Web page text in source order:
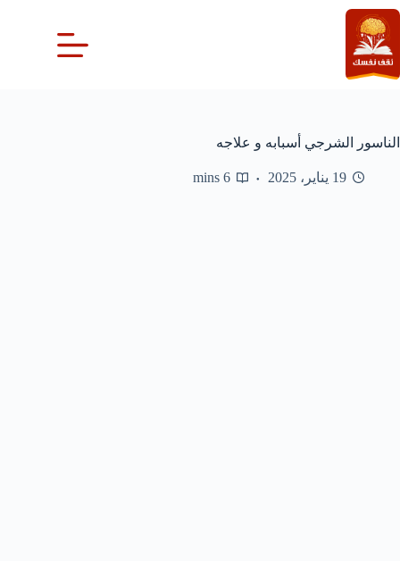
التجاوز
إلى
المحتوى
الناسور الشرجي أسبابه و علاجه
19 يناير، 2025 6 mins